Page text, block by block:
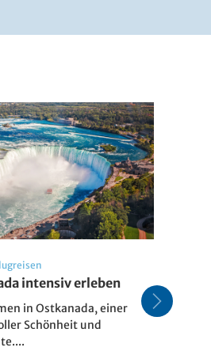
intensiv erleben
in Ostkanada, einer
Schönheit und